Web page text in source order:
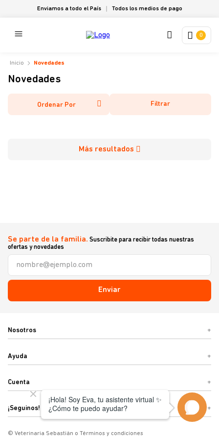
Enviamos a todo el País Todos los medios de pago
0
Novedades
Novedades
Ordenar Por Filtrar
Se parte de la familia. Suscribite para recibir todas nuestras
ofertas y novedades
Enviar
Nosotros +
Ayuda +
Cuenta +
¡Seguinos! +
© Veterinaria Sebastián o Términos y condiciones